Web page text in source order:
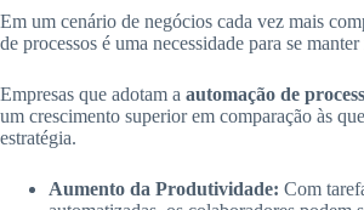
Em um cenário de negócios cada vez mais
de processos é uma necessidade para se
Empresas que adotam a automação de
um crescimento superior em comparação às
estratégia.
Aumento da Produtividade: Com